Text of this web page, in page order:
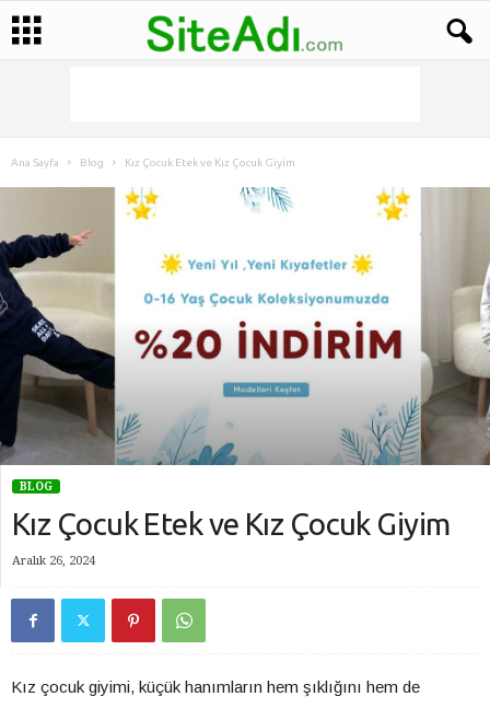
Ana Sayfa Blog Kız Çocuk Etek ve Kız Çocuk Giyim
BLOG
Kız Çocuk Etek ve Kız Çocuk Giyim
Aralık 26, 2024
Kız çocuk giyimi, küçük hanımların hem şıklığını hem de